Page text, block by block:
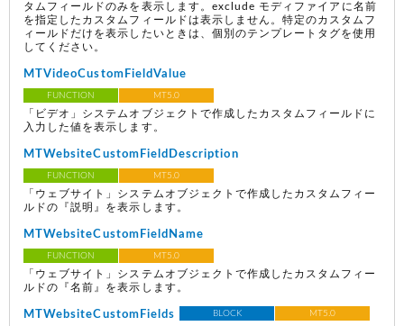
タムフィールドのみを表示します。exclude モディファイアに名前
を指定したカスタムフィールドは表示しません。特定のカスタムフ
ィールドだけを表示したいときは、個別のテンプレートタグを使用
してください。
MTVideoCustomFieldValue
FUNCTION MT5.0
「ビデオ」システムオブジェクトで作成したカスタムフィールドに
入力した値を表示します。
MTWebsiteCustomFieldDescription
FUNCTION MT5.0
「ウェブサイト」システムオブジェクトで作成したカスタムフィー
ルドの『説明』を表示します。
MTWebsiteCustomFieldName
FUNCTION MT5.0
「ウェブサイト」システムオブジェクトで作成したカスタムフィー
ルドの『名前』を表示します。
MTWebsiteCustomFields BLOCK MT5.0